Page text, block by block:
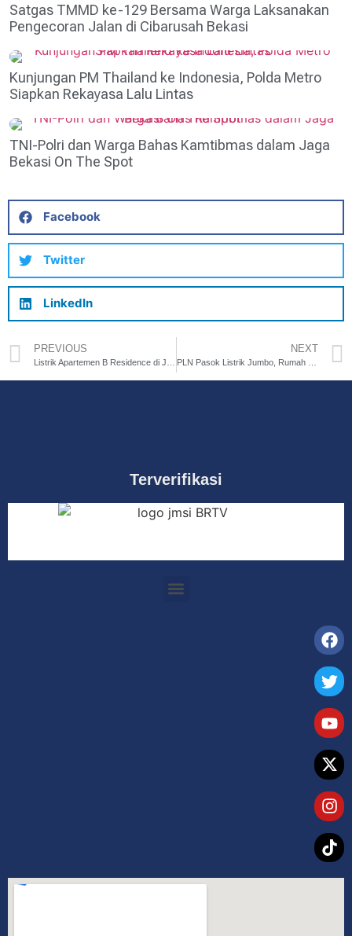
Satgas TMMD ke-129 Bersama Warga Laksanakan
Pengecoran Jalan di Cibarusah Bekasi
Kunjungan PM Thailand ke Indonesia, Polda Metro
Siapkan Rekayasa Lalu Lintas
TNI-Polri dan Warga Bahas Kamtibmas dalam Jaga
Bekasi On The Spot
Facebook
Twitter
LinkedIn
PREVIOUS NEXT
Terverifikasi